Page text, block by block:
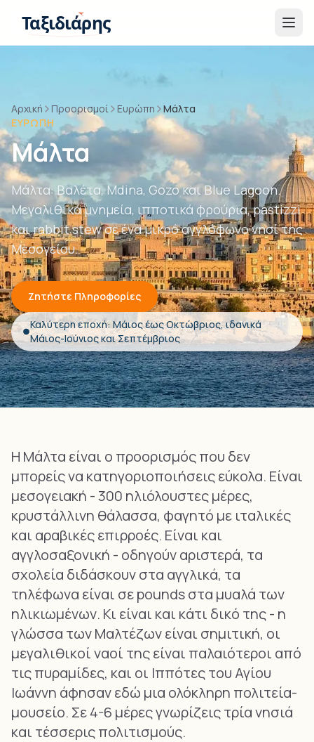
Ταξιδιάρης
Αρχική Προορισμοί Ευρώπη
Μάλτα
ΕΥΡΏΠΗ
Μάλτα
Μάλτα: Βαλέτα, Mdina, Gozo και Blue Lagoon.
Μεγαλιθικά μνημεία, ιπποτικά φρούρια, pastizzi
και rabbit stew σε ένα μικρό αγγλόφωνο νησί της
Μεσογείου.
Ζητήστε Πληροφορίες
Καλύτερη εποχή: Μάιος έως Οκτώβριος, ιδανικά
Μάιος-Ιούνιος και Σεπτέμβριος
Η Μάλτα είναι ο προορισμός που δεν
μπορείς να κατηγοριοποιήσεις εύκολα. Είναι
μεσογειακή - 300 ηλιόλουστες μέρες,
κρυστάλλινη θάλασσα, φαγητό με ιταλικές
και αραβικές επιρροές. Είναι και
αγγλοσαξονική - οδηγούν αριστερά, τα
σχολεία διδάσκουν στα αγγλικά, τα
τηλέφωνα είναι σε pounds στα μυαλά των
ηλικιωμένων. Κι είναι και κάτι δικό της - η
γλώσσα των Μαλτέζων είναι σημιτική, οι
μεγαλιθικοί ναοί της είναι παλαιότεροι από
τις πυραμίδες, και οι Ιππότες του Αγίου
Ιωάννη άφησαν εδώ μια ολόκληρη πολιτεία-
μουσείο. Σε 4-6 μέρες γνωρίζεις τρία νησιά
και τέσσερις πολιτισμούς.